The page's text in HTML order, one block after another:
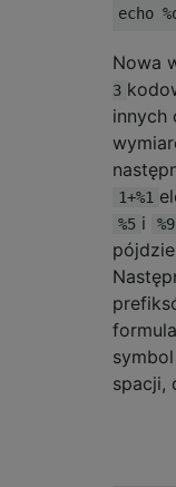
Nowa
3
innych
1+%1
%5 i %9
spacji,